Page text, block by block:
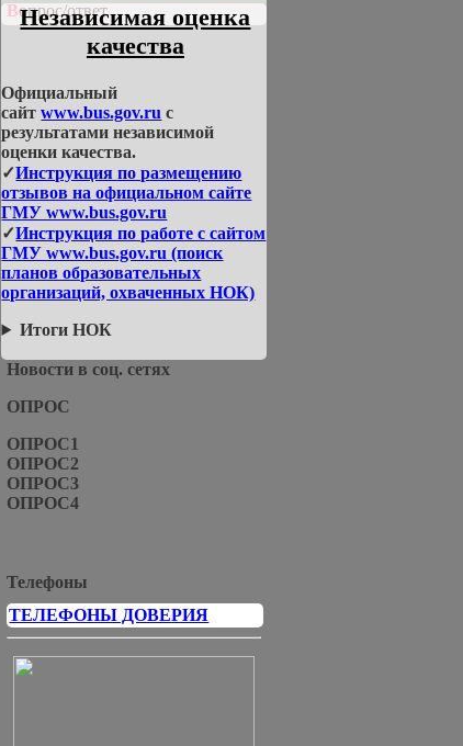
Вопрос/ответ
Независимая оценка
качества
Официальный
сайтwww.bus.gov.ru с
результатами независимой
оценки качества.
✓Инструкция по размещению
отзывов на официальном сайте
ГМУ www.bus.gov.ru
✓Инструкция по работе с сайтом
ГМУ www.bus.gov.ru (поиск
планов образовательных
организаций, охваченных НОК)
Итоги НОК
Новости в соц. сетях
ОПРОС
ОПРОС1
ОПРОС2
ОПРОС3
ОПРОС4
Телефоны
ТЕЛЕФОНЫ ДОВЕРИЯ